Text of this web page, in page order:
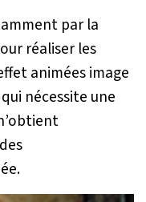
par la
réaliser les
animées image
nécessite une